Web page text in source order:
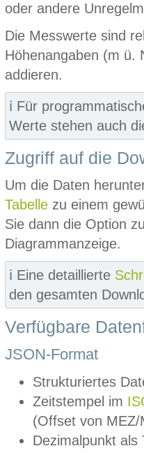
oder andere
Die Messwerte sind
Höhenangaben (m ü.
addieren.
ℹ️ Für
Werte stehen auch
Zugriff auf die
Um die Daten
Tabelle zu einem
Sie dann die Option
Diagrammanzeige.
ℹ️ Eine detaillierte
den gesamten
Verfügbare
JSON-Format
Strukturiertes
Zeitstempel im
(Offset von MEZ/
Dezimalpunkt als